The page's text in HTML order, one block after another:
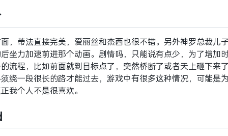
，蒂法直接完美，爱丽丝和杰西也很不错。另外神罗总裁儿
坐力加速前进那个动画。剧情吗，只能说有点少，为了增加
流程，比如前面就到目标点了，突然桥断了或者天上砸下来
绕一段很长的路才能过去，游戏中有很多这种情况，可能是
我个人不是很喜欢。